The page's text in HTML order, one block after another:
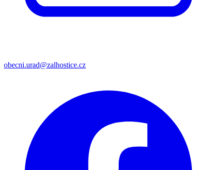
obecni.urad@zalhostice.cz